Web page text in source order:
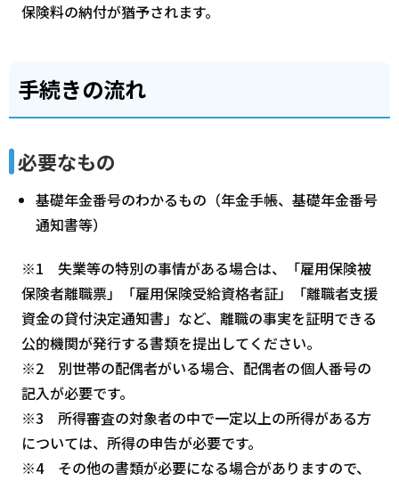
保険料の納付が猶予されます。
手続きの流れ
必要なもの
基礎年金番号のわかるもの（年金手帳、基礎年金番号
通知書等）
※1 失業等の特別の事情がある場合は、「雇用保険被
保険者離職票」「雇用保険受給資格者証」「離職者支援
資金の貸付決定通知書」など、離職の事実を証明できる
公的機関が発行する書類を提出してください。
※2 別世帯の配偶者がいる場合、配偶者の個人番号の
記入が必要です。
※3 所得審査の対象者の中で一定以上の所得がある方
については、所得の申告が必要です。
※4 その他の書類が必要になる場合がありますので、